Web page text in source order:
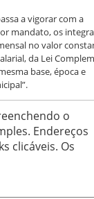
a vigorar com a
mandato, os
no valor
da Lei
base, época e
o
Endereços
clicáveis. Os